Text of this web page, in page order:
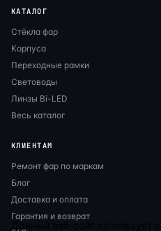
КАТАЛОГ
Стёкла фар
Корпуса
Переходные рамки
Световоды
Линзы Bi-LED
Весь каталог
КЛИЕНТАМ
Ремонт фар по маркам
Блог
Доставка и оплата
Гарантия и возврат
Данный веб-сайт использует